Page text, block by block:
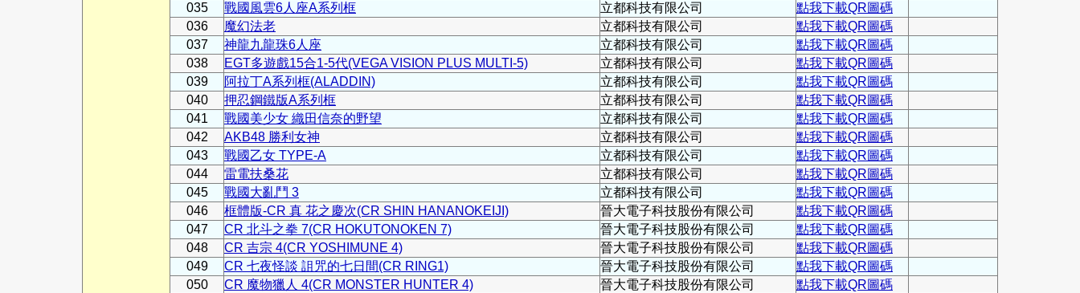
035
戰國風雲6人座A系列框 立都科技有限公司
點我下載QR圖碼
036
魔幻法老 立都科技有限公司
點我下載QR圖碼
037
神龍九龍珠6人座 立都科技有限公司
點我下載QR圖碼
038
EGT多遊戲15合1-5代(VEGA VISION PLUS MULTI-5) 立都科技有限公司
點我下載QR圖碼
039
阿拉丁A系列框(ALADDIN) 立都科技有限公司
點我下載QR圖碼
040
押忍鋼鐵版A系列框 立都科技有限公司
點我下載QR圖碼
041
戰國美少女 織田信奈的野望 立都科技有限公司
點我下載QR圖碼
042
AKB48 勝利女神 立都科技有限公司
點我下載QR圖碼
043
戰國乙女 TYPE-A 立都科技有限公司
點我下載QR圖碼
044
雷電扶桑花 立都科技有限公司
點我下載QR圖碼
045
戰國大亂鬥 3 立都科技有限公司
點我下載QR圖碼
046
框體版-CR 真 花之慶次(CR SHIN HANANOKEIJI) 晉大電子科技股份有限公司
點我下載QR圖碼
047
CR 北斗之拳 7(CR HOKUTONOKEN 7) 晉大電子科技股份有限公司
點我下載QR圖碼
048
CR 吉宗 4(CR YOSHIMUNE 4) 晉大電子科技股份有限公司
點我下載QR圖碼
049
CR 七夜怪談 詛咒的七日間(CR RING1) 晉大電子科技股份有限公司
點我下載QR圖碼
050
CR 魔物獵人 4(CR MONSTER HUNTER 4) 晉大電子科技股份有限公司
點我下載QR圖碼